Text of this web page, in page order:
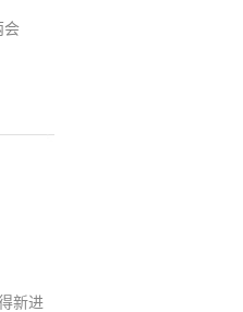
会
新进